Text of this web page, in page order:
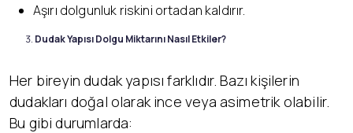
Aşırı dolgunluk riskini ortadan kaldırır.
Dudak Yapısı Dolgu Miktarını Nasıl Etkiler?
Her bireyin dudak yapısı farklıdır. Bazı kişilerin
dudakları doğal olarak ince veya asimetrik olabilir.
Bu gibi durumlarda: